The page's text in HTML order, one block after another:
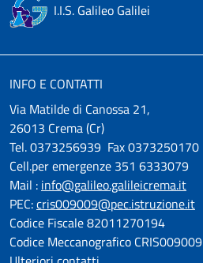
I.I.S. Galileo Galilei
INFO E CONTATTI
Via Matilde di Canossa 21,
26013 Crema (Cr)
Tel. 0373256939 Fax 0373250170
Cell.per emergenze 351 6333079
Mail : info@galileo.galileicrema.it
PEC:cris009009@pec.istruzione.it
Codice Fiscale 82011270194
Codice Meccanografico CRIS009009